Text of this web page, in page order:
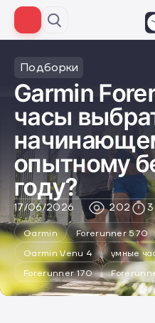
Подборки
Garmin
часы
опытному
году?
17/06/2026 202
Garmin Forerunner 570
Garmin Venu 4
умные
Forerunner 170